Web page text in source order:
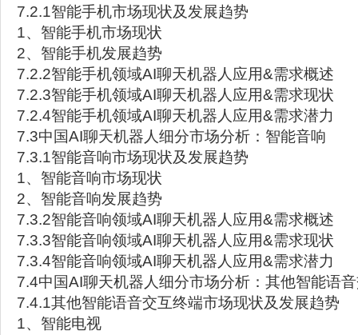
7.2.1智能手机市场现状及发展趋势
1、智能手机市场现状
2、智能手机发展趋势
7.2.2智能手机领域AI聊天机器人应用&需求概述
7.2.3智能手机领域AI聊天机器人应用&需求现状
7.2.4智能手机领域AI聊天机器人应用&需求潜力
7.3中国AI聊天机器人细分市场分析：智能音响
7.3.1智能音响市场现状及发展趋势
1、智能音响市场现状
2、智能音响发展趋势
7.3.2智能音响领域AI聊天机器人应用&需求概述
7.3.3智能音响领域AI聊天机器人应用&需求现状
7.3.4智能音响领域AI聊天机器人应用&需求潜力
7.4中国AI聊天机器人细分市场分析：其他智能语
7.4.1其他智能语音交互终端市场现状及发展趋势
1、智能电视